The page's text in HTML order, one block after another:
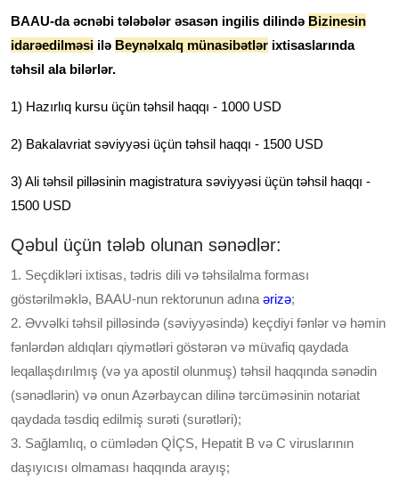
BAAU-da əcnəbi tələbələr əsasən ingilis dilində Bizinesin
idarəedilməsi ilə Beynəlxalq münasibətlər ixtisaslarında
təhsil ala bilərlər.
1) Hazırlıq kursu üçün təhsil haqqı - 1000 USD
2) Bakalavriat səviyyəsi üçün təhsil haqqı - 1500 USD
3) Ali təhsil pilləsinin magistratura səviyyəsi üçün təhsil haqqı -
1500 USD
Qəbul üçün tələb olunan sənədlər:
1. Seçdikləri ixtisas, tədris dili və təhsilalma forması
göstərilməklə, BAAU-nun rektorunun adına ərizə;
2. Əvvəlki təhsil pilləsində (səviyyəsində) keçdiyi fənlər və həmin
fənlərdən aldıqları qiymətləri göstərən və müvafiq qaydada
leqallaşdırılmış (və ya apostil olunmuş) təhsil haqqında sənədin
(sənədlərin) və onun Azərbaycan dilinə tərcüməsinin notariat
qaydada təsdiq edilmiş surəti (surətləri);
3. Sağlamlıq, o cümlədən QİÇS, Hepatit B və C viruslarının
daşıyıcısı olmaması haqqında arayış;